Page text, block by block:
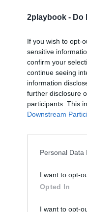
2playbook - Do
If you wish to opt-
sensitive
confirm your
continue seeing
information
further disclosure
participants. This
Downstream
Personal Data
I want to opt-
Opted In
I want to opt-
Jabier Izquierdo
LaLiga
casi 2,3 millones